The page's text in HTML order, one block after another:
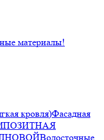
материалы!
кровля)Фасадная
Водосточные